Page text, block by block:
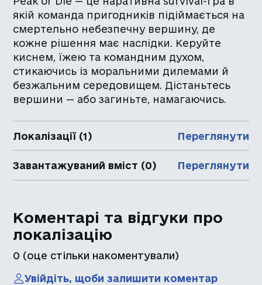
якій команда пригодників підіймається на
смертельно небезпечну вершину, де
кожне рішення має наслідки. Керуйте
киснем, їжею та командним духом,
стикаючись із моральними дилемами й
безжальним середовищем. Дістаньтесь
вершини — або загиньте, намагаючись.
Локалізації (1) Переглянути
Завантажуваний вміст (0) Переглянути
Коментарі та відгуки про
локалізацію
0 (оце стільки накоментували)
Увійдіть, щоби залишити коментар